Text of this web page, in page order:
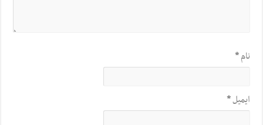
نام*
ایمیل*